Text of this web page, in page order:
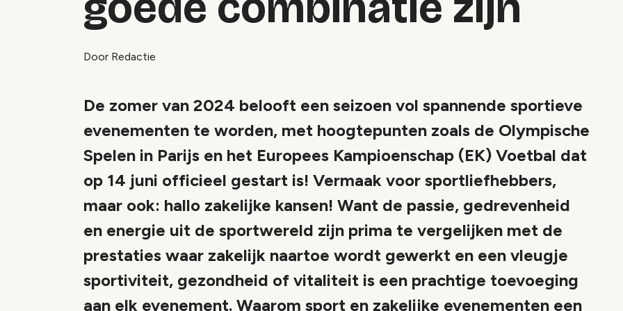
Door Redactie
De zomer van 2024 belooft een seizoen vol spannende sportieve
evenementen te worden, met hoogtepunten zoals de Olympische
Spelen in Parijs en het Europees Kampioenschap (EK) Voetbal dat
op 14 juni officieel gestart is! Vermaak voor sportliefhebbers,
maar ook: hallo zakelijke kansen! Want de passie, gedrevenheid
en energie uit de sportwereld zijn prima te vergelijken met de
prestaties waar zakelijk naartoe wordt gewerkt en een vleugje
sportiviteit, gezondheid of vitaliteit is een prachtige toevoeging
aan elk evenement. Waarom sport en zakelijke evenementen een